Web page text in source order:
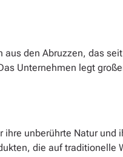
den Abruzzen, das
Unternehmen legt
unberührte Natur
die auf